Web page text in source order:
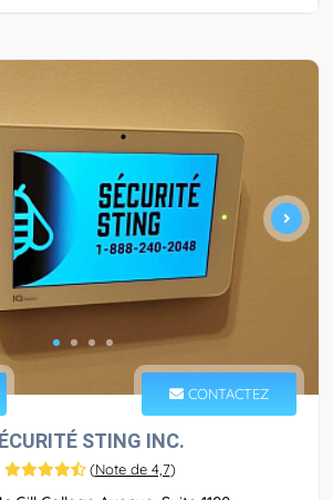
CONTACTEZ
STING INC.
(Note de 4,7)